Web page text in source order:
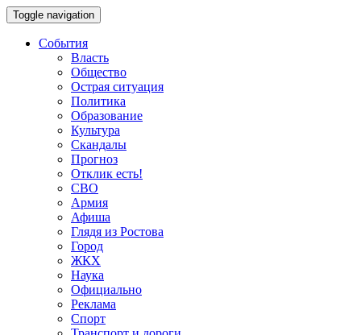
Toggle navigation
События
Власть
Общество
Острая ситуация
Политика
Образование
Культура
Скандалы
Прогноз
Отклик есть!
СВО
Армия
Афиша
Глядя из Ростова
Город
ЖКХ
Наука
Официально
Реклама
Спорт